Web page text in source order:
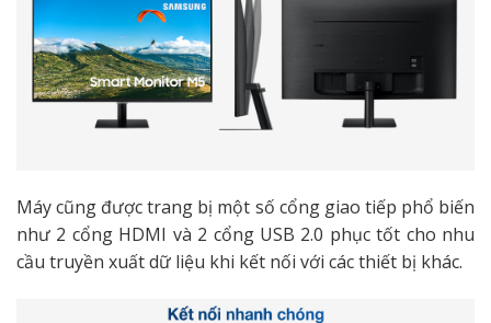
Máy cũng được trang bị một số cổng giao tiếp phổ biến
như 2 cổng HDMI và 2 cổng USB 2.0 phục tốt cho nhu
cầu truyền xuất dữ liệu khi kết nối với các thiết bị khác.